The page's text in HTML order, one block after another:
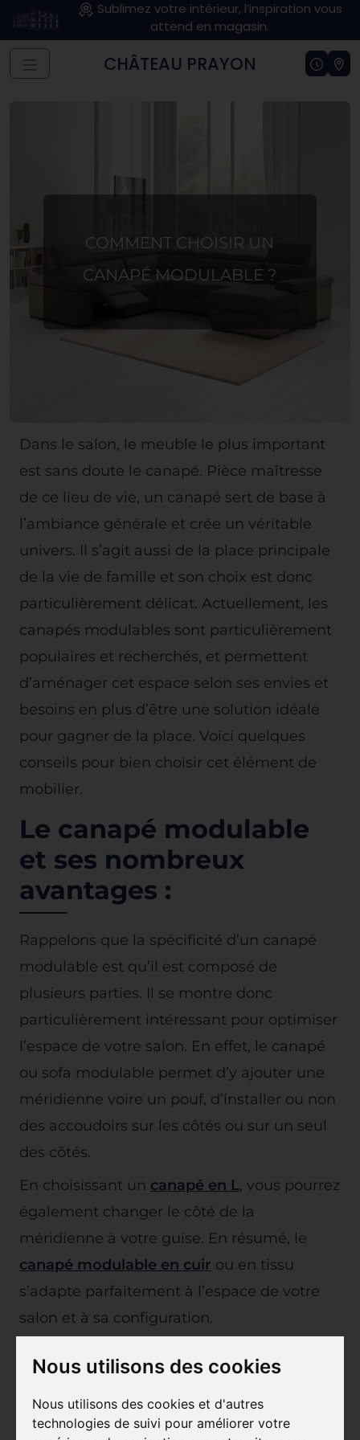
Nous utilisons des cookies
Nous utilisons des cookies et d'autres
technologies de suivi pour améliorer votre
Sublimez votre intérieur, l’inspiration vous
attend en magasin.
CHÂTEAU PRAYON
COMMENT CHOISIR UN
CANAPÉ MODULABLE ?
Dans le salon, le meuble le plus important
est sans doute le canapé. Pièce maîtresse
de ce lieu de vie, un canapé sert de base à
l’ambiance générale et crée un véritable
univers. Il s’agit aussi de la place principale
de la vie de famille et son choix est donc
particulièrement délicat. Actuellement, les
canapés modulables sont particulièrement
populaires et recherchés, et permettent
d’aménager cet espace selon ses envies et
besoins en plus d’être une solution idéale
pour gagner de la place. Voici quelques
conseils pour bien choisir cet élément de
mobilier.
Le canapé modulable
et ses nombreux
avantages :
Rappelons que la spécificité d’un canapé
modulable est qu’il est composé de
plusieurs parties. Il se montre donc
particulièrement intéressant pour optimiser
l’espace de votre salon. En effet, le canapé
ou sofa modulable permet d’y ajouter une
méridienne voire un pouf, d’installer ou non
des accoudoirs sur les côtés ou sur un seul
des côtés.
En choisissant un canapé en L, vous pourrez
également changer le côté de la
méridienne à votre guise. En résumé, le
canapé modulable en cuir ou en tissu
s’adapte parfaitement à l’espace de votre
salon et à sa configuration.
sont spécialisés dans le mobilier design et
contemporain et vous permettra de trouver
facilement un canapé modulable